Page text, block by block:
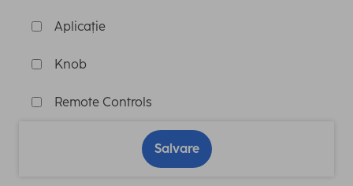
Aplicație
Knob
Remote Controls
Salvare